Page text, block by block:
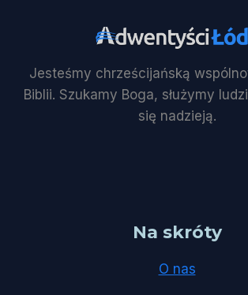
Jesteśmy chrześcijańską
Biblii. Szukamy Boga, służymy
się nadzieją.
Na skróty
O nas